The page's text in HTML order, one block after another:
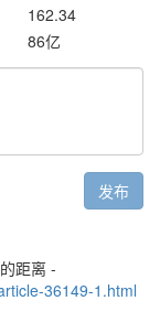
162.34
86亿
发布
距离 -
36149-1.html